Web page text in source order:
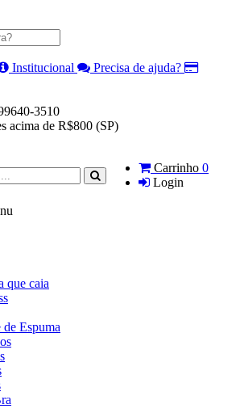
Institucional
Precisa de ajuda?
3510
acima de R$800 (SP)
Carrinho 0
Login
que caia
de Espuma